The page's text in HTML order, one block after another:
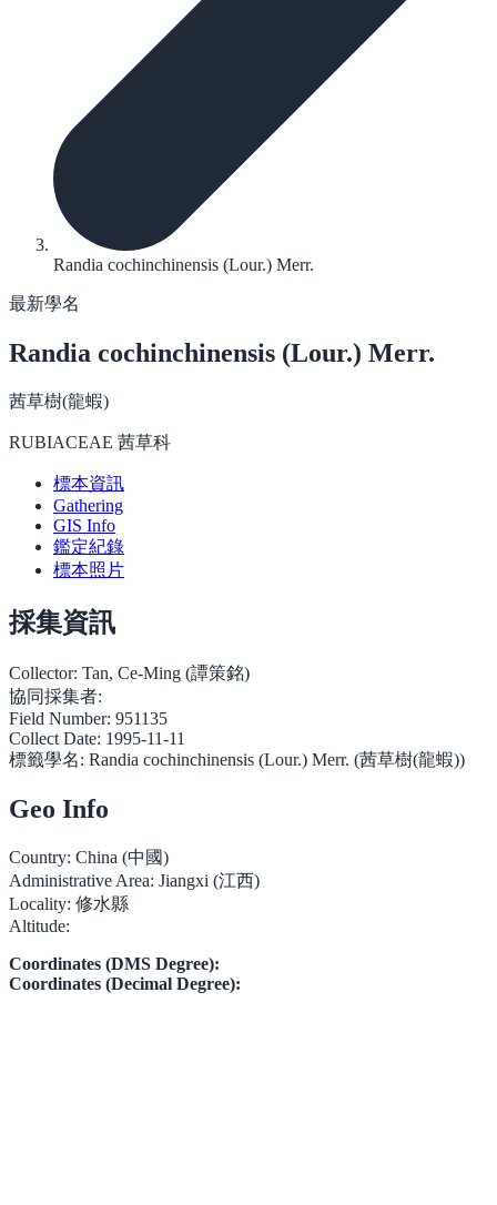
Randia cochinchinensis (Lour.) Merr.
最新學名
Randia cochinchinensis (Lour.) Merr.
茜草樹(龍蝦)
RUBIACEAE 茜草科
標本資訊
Gathering
GIS Info
鑑定紀錄
標本照片
採集資訊
Collector: Tan, Ce-Ming (譚策銘)
協同採集者:
Field Number: 951135
Collect Date: 1995-11-11
標籤學名: Randia cochinchinensis (Lour.) Merr. (茜草樹(龍蝦))
Geo Info
Country: China (中國)
Administrative Area: Jiangxi (江西)
Locality: 修水縣
Altitude:
Coordinates (DMS Degree):
Coordinates (Decimal Degree):